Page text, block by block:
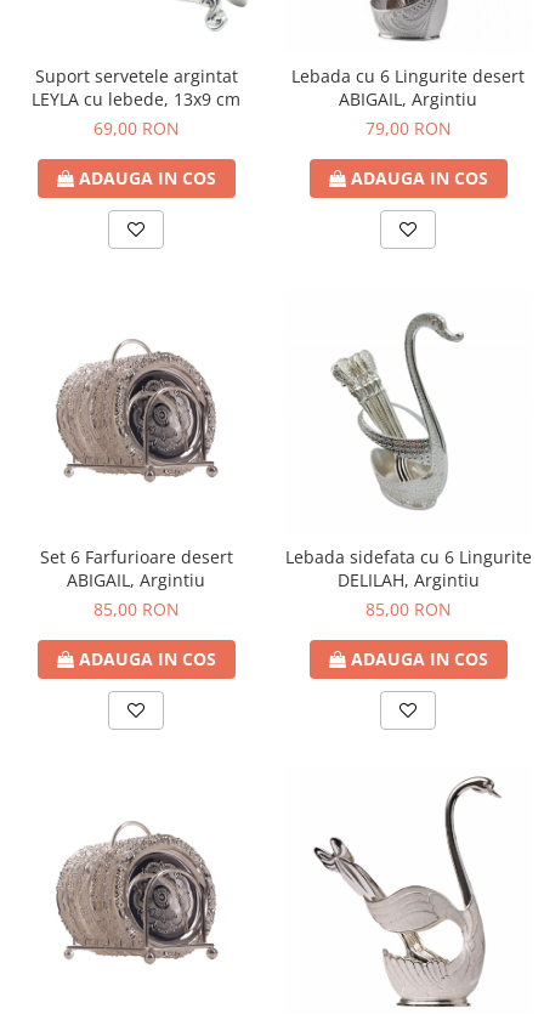
Crengute Decorative
Decoratiuni Muzicale
Decoratiuni Luminoase
Coronite & Ghirlande
Aromaterapie Craciun
Felicitari, Cutii si Pungi de Cadou
Suport servetele argintat
LEYLA cu lebede, 13x9 cm
69,00 RON
ADAUGA IN COS
Lebada cu 6 Lingurite desert
ABIGAIL, Argintiu
79,00 RON
ADAUGA IN COS
Set 6 Farfurioare desert
ABIGAIL, Argintiu
85,00 RON
ADAUGA IN COS
Lebada sidefata cu 6 Lingurite
DELILAH, Argintiu
85,00 RON
ADAUGA IN COS